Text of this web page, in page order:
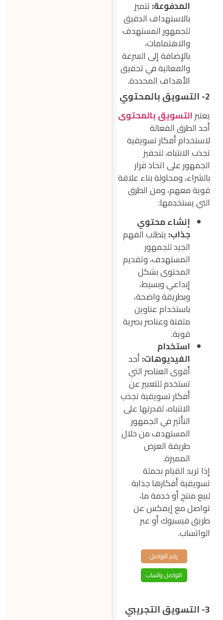
المدفوعة:تتميز
بالاستهداف الدقيق
للجمهور المستهدف
والاهتمامات،
بالإضافة إلى السرعة
والفعالية في تحقيق
الأهداف المحددة.
2- التسويق بالمحتوي
يعتبرالتسويق بالمحتوى
أحد الطرق الفعالة
لاستخدام أفكار تسويقية
تجذب الانتباه، لتحفيز
الجمهور على اتخاذ قرار
بالشراء، ومحاولة بناء علاقة
قوية معهم، ومن الطرق
التي يستخدمها:
إنشاء محتوي
جذاب:يتطلب الفهم
الجيد للجمهور
المستهدف، وتقديم
المحتوى بشكل
إبداعي وبسيط،
وبطريقة واضحة،
باستخدام عناوين
ملفتة وعناصر بصرية
قوية.
استخدام
الفيديوهات:أحد
أقوى العناصر التي
تستخدم للتعبير عن
أفكار تسويقية تجذب
الانتباه، لقدرتها على
التأثير في الجمهور
المستهدف من خلال
طريقة العرض
المميزة.
إذا تريد القيام بحملة
تسويقية أفكارها جذابة
لبيع منتج أو خدمة ما،
تواصل مع إيفكس عن
طريق فيسبوك أو عبر
الواتساب.
رقم التواصل
التواصل واتساب
3- التسويق التجريبي